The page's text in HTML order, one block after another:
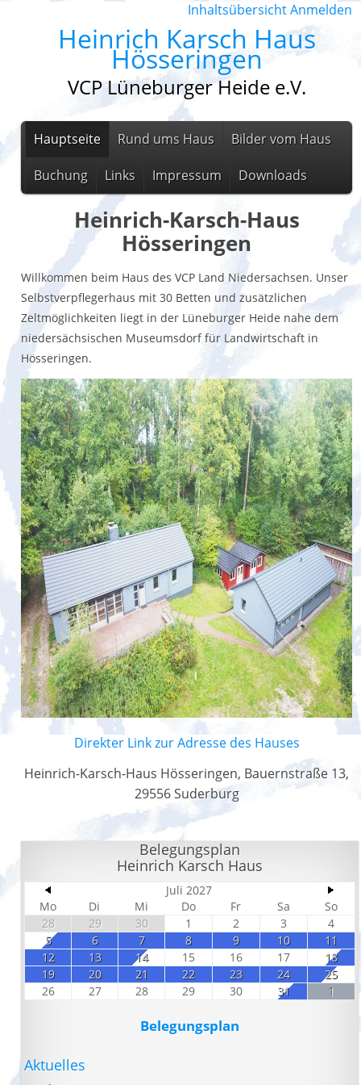
InhaltsübersichtAnmelden
Heinrich Karsch Haus
Hösseringen
VCP Lüneburger Heide e.V.
Hauptseite Rund ums Haus Bilder vom Haus
Buchung Links Impressum Downloads
Heinrich-Karsch-Haus
Hösseringen
Willkommen beim Haus des VCP Land Niedersachsen. Unser
Selbstverpflegerhaus mit 30 Betten und zusätzlichen
Zeltmöglichkeiten liegt in der Lüneburger Heide nahe dem
niedersächsischen Museumsdorf für Landwirtschaft in
Hösseringen.
Direkter Link zur Adresse des Hauses
Heinrich-Karsch-Haus Hösseringen, Bauernstraße 13,
29556 Suderburg
Belegungsplan
Heinrich Karsch Haus
Juli 2027
Mo
Di Mi Do Fr Sa
So
28
29 30 1 2 3
4
5
6 7 8 9 10
11
12
13 14 15 16 17
18
19
20 21 22 23 24
25
26
27 28 29 30 31 1
Belegungsplan
Aktuelles